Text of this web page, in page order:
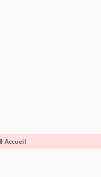
Accueil